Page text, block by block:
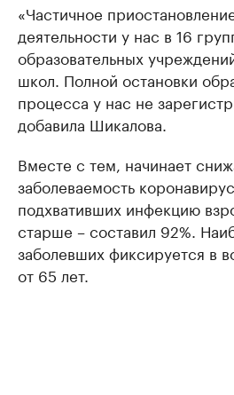
«Частичное
деятельности у нас в 16
образовательных
школ. Полной остановки
процесса у нас не
добавила Шикалова.
Вместе с тем, начинает
заболеваемость
подхвативших инфекцию
старше – составил 92%.
заболевших фиксируется в
от 65 лет.